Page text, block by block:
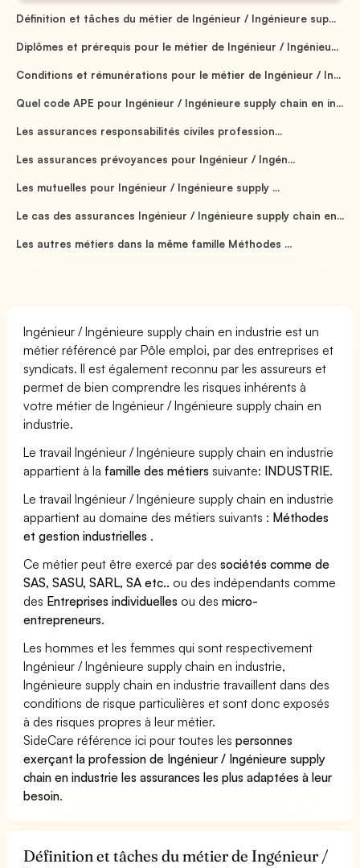
Définition et tâches du métier de Ingénieur / Ingénieure sup...
Diplômes et prérequis pour le métier de Ingénieur / Ingénieu...
Conditions et rémunérations pour le métier de Ingénieur / In...
Quel code APE pour Ingénieur / Ingénieure supply chain en in...
Les assurances responsabilités civiles profession...
Les assurances prévoyances pour Ingénieur / Ingén...
Les mutuelles pour Ingénieur / Ingénieure supply ...
Le cas des assurances Ingénieur / Ingénieure supply chain en...
Les autres métiers dans la même famille Méthodes ...
Ingénieur / Ingénieure supply chain en industrie est un
métier référencé par Pôle emploi, par des entreprises et
syndicats. Il est également reconnu par les assureurs et
permet de bien comprendre les risques inhérents à
votre métier de Ingénieur / Ingénieure supply chain en
industrie.
Le travail Ingénieur / Ingénieure supply chain en industrie
appartient à la famille des métiers suivante: INDUSTRIE.
Le travail Ingénieur / Ingénieure supply chain en industrie
appartient au domaine des métiers suivants : Méthodes
et gestion industrielles .
Ce métier peut être exercé par dessociétés comme de
SAS, SASU, SARL, SA etc.. ou des indépendants comme
des Entreprises individuelles ou desmicro-
entrepreneurs.
Les hommes et les femmes qui sont respectivement
Ingénieur / Ingénieure supply chain en industrie,
Ingénieure supply chain en industrie travaillent dans des
conditions de risque particulières et sont donc exposés
à des risques propres à leur métier.
SideCare référence ici pour toutes lespersonnes
exerçant la profession de Ingénieur / Ingénieure supply
chain en industrie les assurances les plus adaptées à leur
besoin.
Définition et tâches du métier de Ingénieur /